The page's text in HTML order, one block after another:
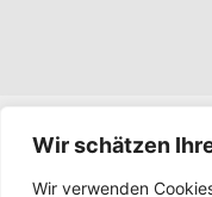
Wir schätzen
Wir verwenden
Impressum
Datenschutz